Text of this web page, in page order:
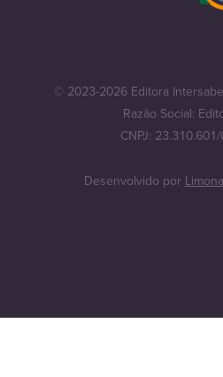
© 2023-2026 Editora
Razão Social:
CNPJ:
Desenvolvido por